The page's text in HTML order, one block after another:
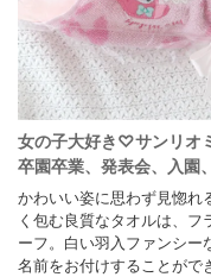
＋550円でフリーテキスト
メッセージは英字８字・ひ
※英字の最初の文字は大文
※お申し込みいただいた名
予めご了承下さい。
『例』 ○→Hitomi、×→
選択されていなかった場
※定型文と自由文は両方
両方ご選択いただいた場
女の子大好き♡サンリオ
卒園卒業、発表会、入園
かわいい姿に思わず見惚れ
く包む良質なタオルは、
ーフ。白い羽入ファンシー
名前をお付けすることがで